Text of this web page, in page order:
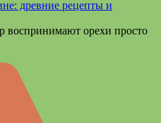
древние рецепты и
воспринимают орехи просто